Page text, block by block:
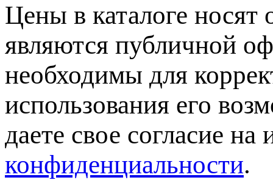
Цены в каталоге носят
являются публичной
необходимы для
использования его
даете свое согласие
конфиденциальности.